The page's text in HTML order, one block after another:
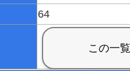
64